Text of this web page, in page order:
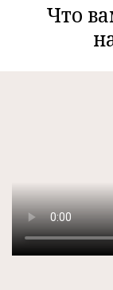
Что